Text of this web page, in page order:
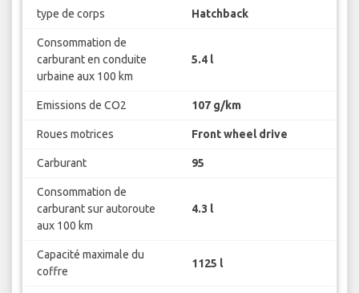
type de corps Hatchback
Consommation de
carburant en conduite
urbaine aux 100 km
5.4 l
Emissions de CO2 107 g/km
Roues motrices Front wheel drive
Carburant 95
Consommation de
carburant sur autoroute
aux 100 km
4.3 l
Capacité maximale du
coffre
1125 l